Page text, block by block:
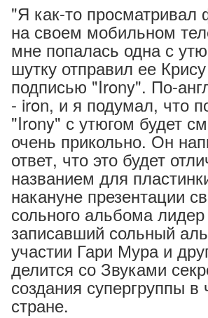
"Я как-то просматривал
на своем мобильном
мне попалась одна с
шутку отправил ее
подписью "Irony". По-
- iron, и я подумал, что
"Irony" с утюгом будет
очень прикольно. Он
ответ, что это будет
названием для
накануне презентации
сольного альбома
записавший сольный
участии Гари Мура и
делится со Звуками
создания супергруппы в
стране.